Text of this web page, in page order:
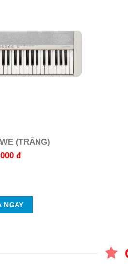
(TRẮNG)
đ
NGAY